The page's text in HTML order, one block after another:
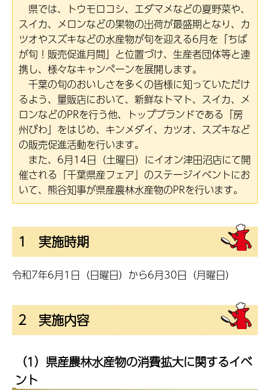
県では、トウモロコシ、エダマメなどの夏野菜や、
スイカ、メロンなどの果物の出荷が最盛期となり、カ
ツオやスズキなどの水産物が旬を迎える6月を「ちば
が旬！販売促進月間」と位置づけ、生産者団体等と連
携し、様々なキャンペーンを展開します。
千葉の旬のおいしさを多くの皆様に知っていただけ
るよう、量販店において、新鮮なトマト、スイカ、メ
ロンなどのPRを行う他、トップブランドである「房
州びわ」をはじめ、キンメダイ、カツオ、スズキなど
の販売促進活動を行います。
また、6月14日（土曜日）にイオン津田沼店にて開
催される「千葉県産フェア」のステージイベントにお
いて、熊谷知事が県産農林水産物のPRを行います。
1 実施時期
令和7年6月1日（日曜日）から6月30日（月曜日）
2 実施内容
（1）県産農林水産物の消費拡大に関するイベ
ント